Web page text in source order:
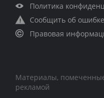
Политика
Сообщить об ошибке
Правовая
Материалы,
рекламой